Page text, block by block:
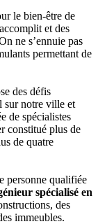
le bien-être de
et des
ne s’ennuie pas
permettant de
des défis
sur notre ville et
de spécialistes
constitué plus de
de quatre
personne qualifiée
spécialisé en
des
immeubles.